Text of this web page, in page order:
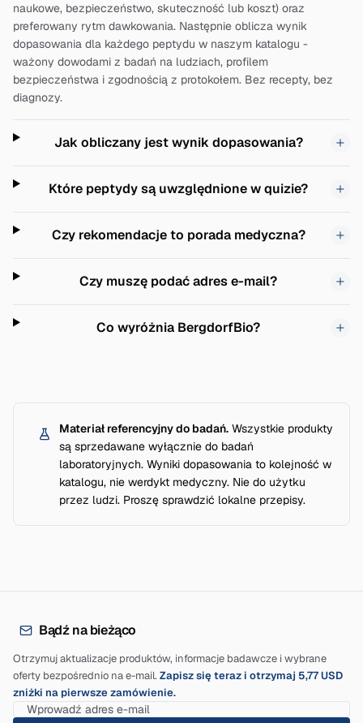
naukowe, bezpieczeństwo, skuteczność lub koszt) oraz
preferowany rytm dawkowania. Następnie oblicza wynik
dopasowania dla każdego peptydu w naszym katalogu -
ważony dowodami z badań na ludziach, profilem
bezpieczeństwa i zgodnością z protokołem. Bez recepty, bez
diagnozy.
Jak obliczany jest wynik dopasowania?
Które peptydy są uwzględnione w quizie?
Czy rekomendacje to porada medyczna?
Czy muszę podać adres e-mail?
Co wyróżnia BergdorfBio?
Materiał referencyjny do badań. Wszystkie produkty
są sprzedawane wyłącznie do badań
laboratoryjnych. Wyniki dopasowania to kolejność w
katalogu, nie werdykt medyczny. Nie do użytku
przez ludzi. Proszę sprawdzić lokalne przepisy.
Bądź na bieżąco
Otrzymuj aktualizacje produktów, informacje badawcze i wybrane
oferty bezpośrednio na e-mail. Zapisz się teraz i otrzymaj 5,77 USD
zniżki na pierwsze zamówienie.